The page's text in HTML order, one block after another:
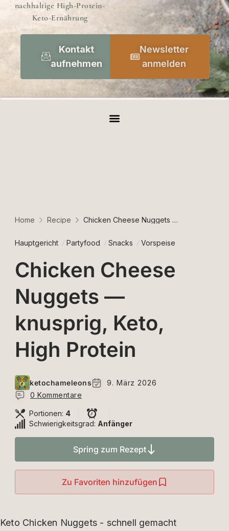
nachhaltige High-Protein-
Keto-Ernährung
Kontakt
aufnehmen
Newsletter
anmelden
Home Recipe Chicken Cheese Nuggets — knusprig, Keto, High Protein
Hauptgericht Partyfood Snacks Vorspeise
Chicken Cheese
Nuggets —
knusprig, Keto,
High Protein
ketochameleons
9. März 2026
0 Kommentare
Portionen: 4
Schwierigkeitsgrad: Anfänger
Spring zum Rezept
Zu Favoriten hinzufügen
Keto Chicken Nuggets - schnell gemacht